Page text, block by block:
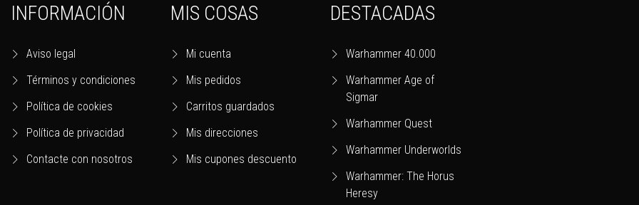
INFORMACIÓN
Aviso legal
Términos y condiciones
Política de cookies
Política de privacidad
Contacte con nosotros
MIS COSAS
Mi cuenta
Mis pedidos
Carritos guardados
Mis direcciones
Mis cupones descuento
DESTACADAS
Warhammer 40.000
Warhammer Age of
Sigmar
Warhammer Quest
Warhammer Underworlds
Warhammer: The Horus
Heresy